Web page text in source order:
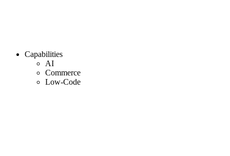
Capabilities
AI
Commerce
Low-Code